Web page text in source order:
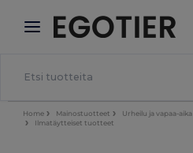
× Egotier-sovellus
Paremmat hinnat appissa!
Home Mainostuotteet Urheilu ja vapaa-aika
Ilmatäytteiset tuotteet